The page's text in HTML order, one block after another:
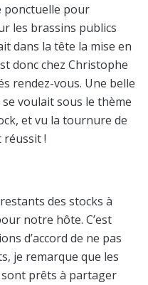
ponctuelle pour
les brassins publics
dans la tête la mise en
donc chez Christophe
rendez-vous. Une belle
se voulait sous le thème
et vu la tournure de
réussit !
des stocks à
notre hôte. C’est
d’accord de ne pas
je remarque que les
prêts à partager